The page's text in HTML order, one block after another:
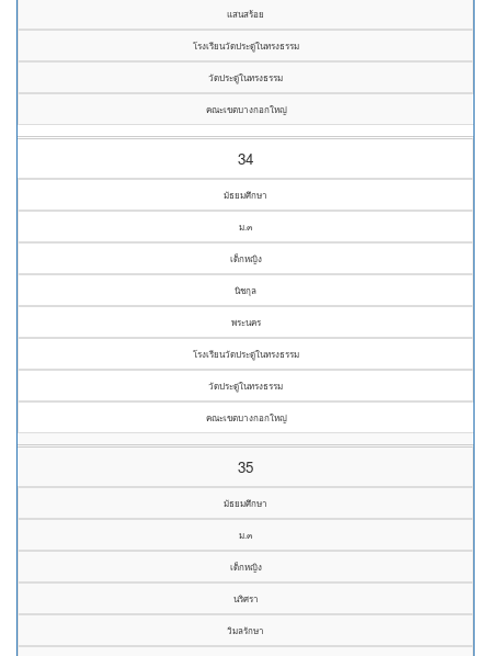
แสนสร้อย
โรงเรียนวัดประดู่ในทรงธรรม
วัดประดู่ในทรงธรรม
คณะเขตบางกอกใหญ่
34
มัธยมศึกษา
ม.๓
เด็กหญิง
นิชกุล
พระนคร
โรงเรียนวัดประดู่ในทรงธรรม
วัดประดู่ในทรงธรรม
คณะเขตบางกอกใหญ่
35
มัธยมศึกษา
ม.๓
เด็กหญิง
นริศรา
วิมลรักษา